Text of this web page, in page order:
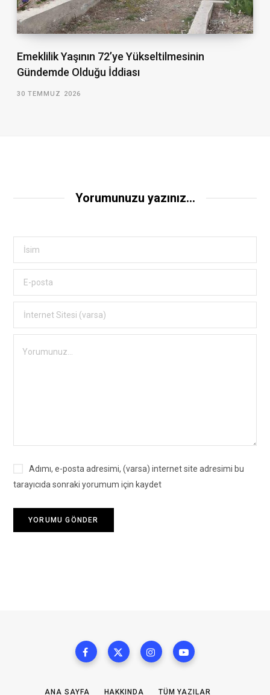
Emeklilik Yaşının 72’ye Yükseltilmesinin
Gündemde Olduğu İddiası
30 TEMMUZ 2026
Yorumunuzu yazınız...
Adımı, e-posta adresimi, (varsa) internet site adresimi bu
tarayıcıda sonraki yorumum için kaydet
ANA SAYFA HAKKINDA TÜM YAZILAR